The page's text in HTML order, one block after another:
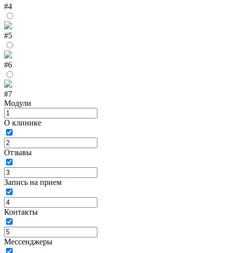
#4
#5
#6
#7
Модули
О клинике
Отзывы
Запись на прием
Контакты
Мессенджеры